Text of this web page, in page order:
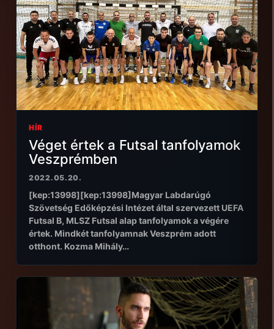
HÍR
Véget értek a Futsal tanfolyamok
Veszprémben
2022.05.20.
[kep:13998][kep:13998]Magyar Labdarúgó
Szövetség Edőképzési Intézet által szervezett UEFA
Futsal B, MLSZ Futsal alap tanfolyamok a végére
értek. Mindkét tanfolyamnak Veszprém adott
otthont. Kozma Mihály…